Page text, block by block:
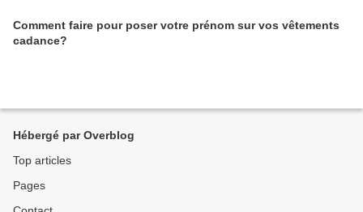
Comment faire pour poser votre prénom sur vos vêtements
cadance?
Hébergé par Overblog
Top articles
Pages